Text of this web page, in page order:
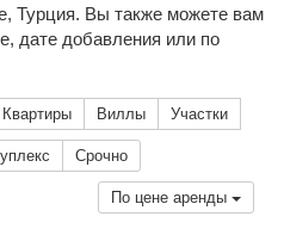
Турция. Вы также можете вам
дате добавления или по
Квартиры Виллы Участки
Срочно
По цене аренды